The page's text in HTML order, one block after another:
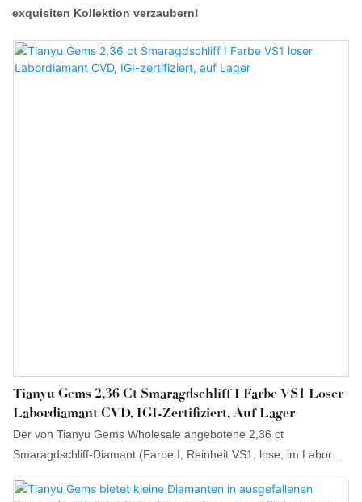
exquisiten Kollektion verzaubern!
Tianyu Gems 2,36 Ct Smaragdschliff I Farbe VS1 Loser
Labordiamant CVD, IGI-Zertifiziert, Auf Lager
Der von Tianyu Gems Wholesale angebotene 2,36 ct
Smaragdschliff-Diamant (Farbe I, Reinheit VS1, lose, im Labor
ausschließlich hochwertige Rohstoffe und erfüllt höchste